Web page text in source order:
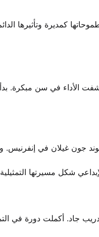
كمديرة وتأثيرها
الأداء في سن مبكرة.
جون غيلان في إنفرنيس.
شكل مسيرتها
جاد. أكملت دورة في